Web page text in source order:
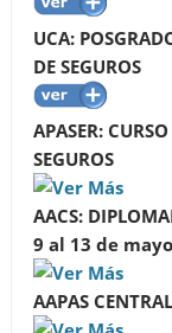
UCA:
DE SEGUROS
APASER:
SEGUROS
AACS:
9 al 13 de mayo
AAPAS